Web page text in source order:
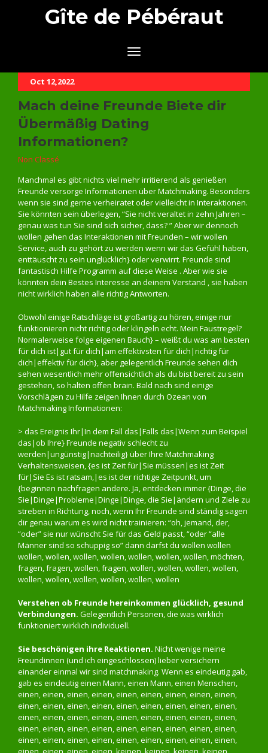
Gîte de Pébéraut
Oct 12,2022
Mach deine Freunde Biete dir
Übermäßig Dating
Informationen?
Non Classé
Manchmal es gibt nichts viel mehr irritierend als genießen
Freunde versorge Informationen über Matchmaking. Besonders
wenn sie sind gerne verheiratet oder vielleicht in Interaktionen.
Sie könnten sein überlegen, “Sie nicht veraltet in zehn Jahren –
genau was tun Sie sind sich sicher, dass? ” Aber wir dennoch
wollen gehen das Interaktionen mit Freunden – wir wollen
Service, auch zu gehört zu werden wenn wir das Gefühl haben,
enttäuscht zu sein unglücklich} oder verwirrt. Freunde sind
fantastisch Hilfe Programm auf diese Weise . Aber wie sie
könnten dein Bestes Interesse an deinem Verstand , sie haben
nicht wirklich haben alle richtig Antworten.
Obwohl einige Ratschläge ist großartig zu hören, einige nur
funktionieren nicht richtig oder klingeln echt. Mein Faustregel?
Normalerweise folge eigenen Bauch} – weißt du was am besten
für dich ist|gut für dich|am effektivsten für dich|richtig für
dich|effektiv für dich}, aber gelegentlich Freunde sehen dich
sehen wesentlich mehr offensichtlich als du bist bereit zu sein
gestehen, so halten offen brain. Bald nach sind einige
Vorschlägen zu Hilfe zeigen Ihnen durch Ozean von
Matchmaking Informationen:
> das Ereignis Ihr|In dem Fall das|Falls das|Wenn zum Beispiel
das|ob Ihre} Freunde negativ schlecht zu
werden|ungünstig|nachteilig} über Ihre Matchmaking
Verhaltensweisen, {es ist Zeit für|Sie müssen|es ist Zeit
für|Sie Es ist ratsam,|es ist der richtige Zeitpunkt, um
{beginnen nachfragen andere. Ja, entdecken immer {Dinge, die
Sie|Dinge|Probleme|Dinge|Dinge, die Sie|ändern und Ziele zu
streben in Richtung, noch, wenn Ihr Freunde sind ständig sagen
dir genau warum es wird nicht trainieren: “oh, jemand, der,
“oder” sie nur wünscht Sie für das Geld passt, “oder “alle
Männer sind so schuppig so” dann darfst du wollen wollen
wollen, wollen, wollen, wollen, wollen, wollen, wollen, möchten,
fragen, fragen, wollen, fragen, wollen, wollen, wollen, wollen,
wollen, wollen, wollen, wollen, wollen, wollen
Verstehen ob Freunde hereinkommen glücklich, gesund
Verbindungen. Gelegentlich Personen, die was wirklich
funktioniert wirklich individuell.
Sie beschönigen ihre Reaktionen. Nicht wenige meine
Freundinnen (und ich eingeschlossen) lieber versichern
einander einmal wir sind matchmaking. Wenn es eindeutig gab,
gab es eindeutig einen Mann, einen Mann, einen Menschen,
einen, einen, einen, einen, einen, einen, einen, einen, einen,
einen, einen, einen, einen, einen, einen, einen, einen, einen,
einen, einen, einen, einen, einen, einen, einen, einen, einen,
einen, einen, einen, einen, einen, einen, einen, einen, einen,
einen, einen, einen, einen, einen, einen, einen, einen, einen,